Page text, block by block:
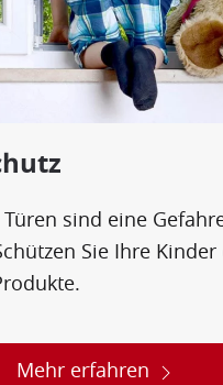
sind eine
Sie Ihre
Mehr erfahren